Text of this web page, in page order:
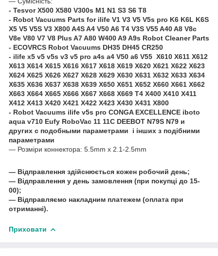
- Tesvor X500 X580 V300s M1 N1 S3 S6 T8
- Robot Vacuums Parts for ilife V1 V3 V5 V5s pro K6 K6L K6S
X5 V5 V5S V3 X800 A4S A4 V50 A6 T4 V3S V55 A40 A8 V8c
V8e V80 V7 V8 Plus A7 A80 W400 A9 A9s Robot Cleaner Parts
- ECOVRCS Robot Vacuums DH35 DH45 CR250
- ilife x5 v5 v5s v3 v5 pro a4s a4 V50 a6 V55 X610 X611 X612
X613 X614 X615 X616 X617 X618 X619 X620 X621 X622 X623
X624 X625 X626 X627 X628 X629 X630 X631 X632 X633 X634
X635 X636 X637 X638 X639 X650 X651 X652 X660 X661 X662
X663 X664 X665 X666 X667 X668 X669 T4 X400 X410 X411
X412 X413 X420 X421 X422 X423 X430 X431 X800
- Robot Vacuums ilife v5s pro CONGA EXCELLENCE iboto
aqua v710 Eufy RoboVac 11 11C DEEBOT N79S N79 и
других с подобными параметрами і інших з подібними
параметрами
― Розміри коннектора: 5.5mm x 2.1-2.5mm
― Відправлення здійснюється кожен робочий день;
― Відправлення у день замовлення (при покупці до 15-
00);
― Відправляємо накладним платежем (оплата при
отриманні).
Приховати